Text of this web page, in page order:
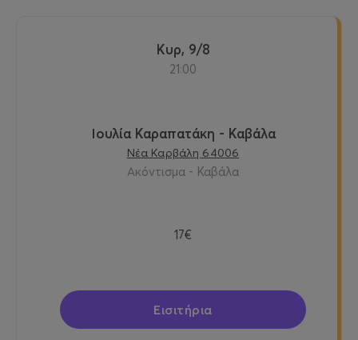
Κυρ, 9/8
21:00
Ιουλία Καραπατάκη - Καβάλα
Νέα Καρβάλη 64006
Ακόντισμα - Καβάλα
17€
Εισιτήρια